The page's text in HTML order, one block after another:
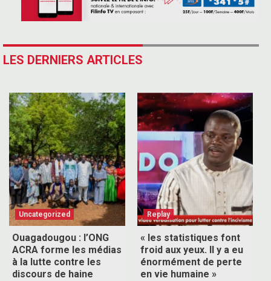
LES DERNIERS ARTICLES
Uncategorized
Ouagadougou : l’ONG
ACRA forme les médias
à la lutte contre les
discours de haine
Replay
« les statistiques font
froid aux yeux. Il y a eu
énormément de perte
en vie humaine »